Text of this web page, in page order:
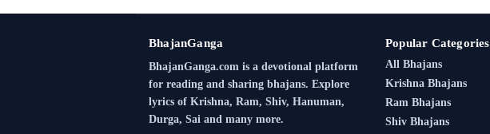
BhajanGanga
BhajanGanga.com is a devotional platform
for reading and sharing bhajans. Explore
lyrics of Krishna, Ram, Shiv, Hanuman,
Durga, Sai and many more.
Popular Categories
All Bhajans
Krishna Bhajans
Ram Bhajans
Shiv Bhajans